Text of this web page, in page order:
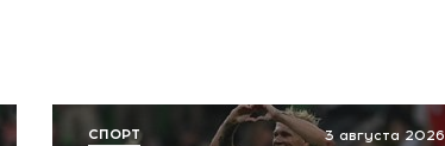
3 августа 2026
СПОРТ